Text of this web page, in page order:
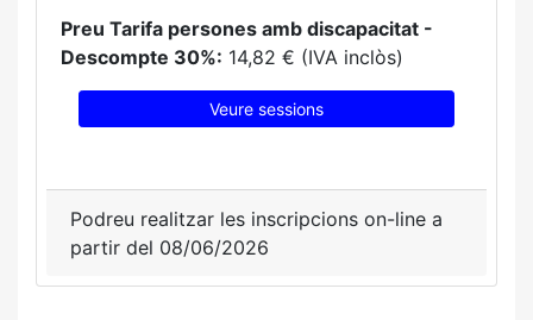
Preu Tarifa persones amb discapacitat -
Descompte 30%: 14,82 € (IVA inclòs)
Veure sessions
Podreu realitzar les inscripcions on-line a
partir del 08/06/2026